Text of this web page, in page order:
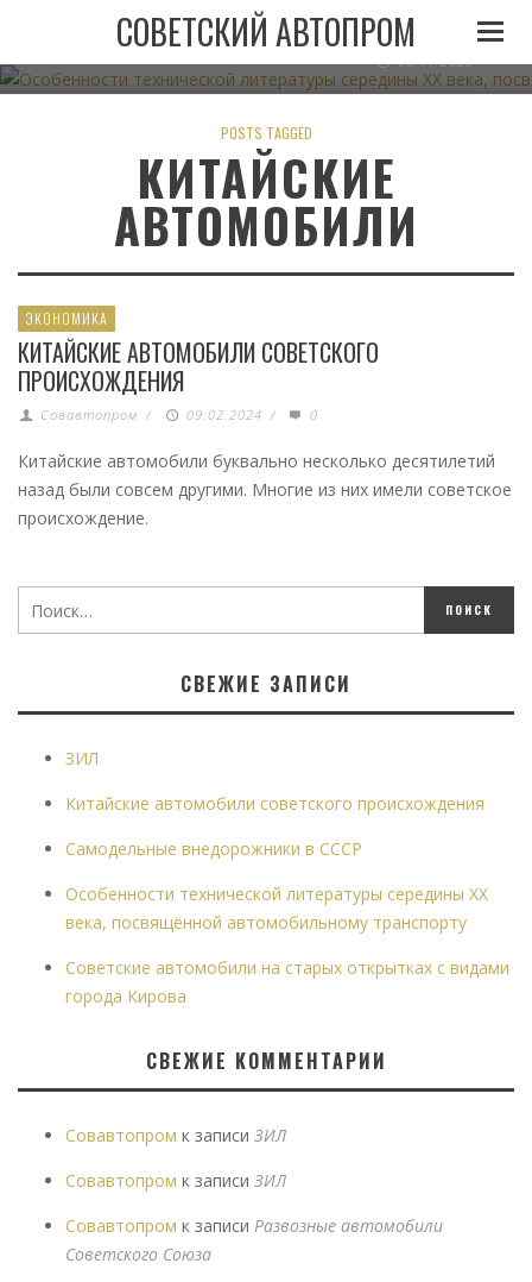
СОВЕТСКИЙ АВТОПРОМ
ОСОБЕННОСТИ ТЕХНИЧЕСКОЙ ЛИТЕРАТУРЫ
АВТОМОБИЛЬНОМУ
06.11.2023
POSTS TAGGED
КИТАЙСКИЕ
АВТОМОБИЛИ
ЭКОНОМИКА
КИТАЙСКИЕ АВТОМОБИЛИ СОВЕТСКОГО
ПРОИСХОЖДЕНИЯ
Совавтопром / 09.02.2024 / 0
Китайские автомобили буквально несколько десятилетий
назад были совсем другими. Многие из них имели советское
происхождение.
СВЕЖИЕ ЗАПИСИ
ЗИЛ
Китайские автомобили советского происхождения
Самодельные внедорожники в СССР
Особенности технической литературы середины XX
века, посвящённой автомобильному транспорту
Советские автомобили на старых открытках с видами
города Кирова
СВЕЖИЕ КОММЕНТАРИИ
Совавтопром к записи ЗИЛ
Совавтопром к записи ЗИЛ
Совавтопром к записи Развозные автомобили
Советского Союза